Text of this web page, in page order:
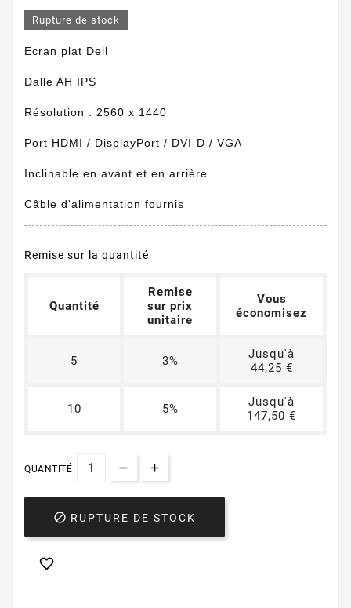
Rupture de stock
Ecran plat Dell
Dalle AH IPS
Résolution : 2560 x 1440
Port HDMI / DisplayPort / DVI-D / VGA
Inclinable en avant et en arrière
Câble d'alimentation fournis
Remise sur la quantité
Quantité
Remise
sur prix
unitaire
Vous
économisez
5 3%
Jusqu'à
44,25 €
10 5%
Jusqu'à
147,50 €
QUANTITÉ
 RUPTURE DE STOCK
